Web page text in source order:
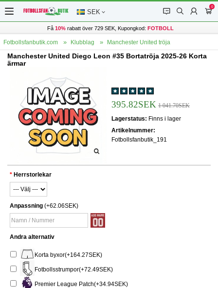
SEK 󰂱 󰂨 󰃳
0
󰃦
Få 10%rabatt över 729 SEK, Kupongkod: FOTBOLL
Fotbollsfanbutik.com Klubblag Manchester United tröja
Manchester United Diego Leon #35 Bortatröja 2025-26 Korta
ärmar
395.82SEK 1 041.70SEK
Lagerstatus: Finns i lager
Artikelnummer:
Fotbollsfanbutik_191
Herrstorlekar
Anpassning (+62.06SEK)
Andra alternativ
Korta byxor(+164.27SEK)
Fotbollsstrumpor(+72.49SEK)
Premier League Patch(+34.94SEK)